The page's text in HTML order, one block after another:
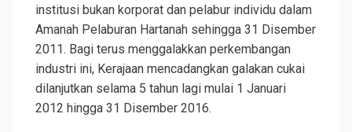
institusi bukan korporat dan pelabur individu dalam
Amanah Pelaburan Hartanah sehingga 31 Disember
2011. Bagi terus menggalakkan perkembangan
industri ini, Kerajaan mencadangkan galakan cukai
dilanjutkan selama 5 tahun lagi mulai 1 Januari
2012 hingga 31 Disember 2016.